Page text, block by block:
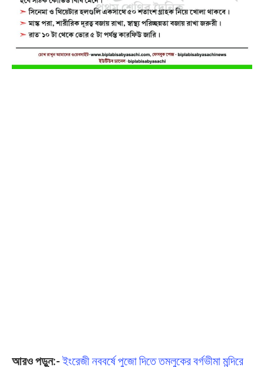
আরও পড়ুন:- ইংরেজী নববর্ষে পুজো দিতে তমলুকের বর্গভীমা মন্দিরে